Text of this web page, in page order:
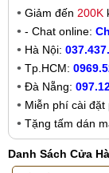
Giảm đến 200K
- Chat online:
Hà Nội:
Tp.HCM:
Đà Nẵng:
Miễn phí cài đặt
Tặng tấm dán
Danh Sách Cửa